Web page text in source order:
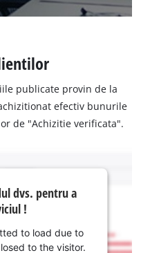
publicate provin de la
efectiv bunurile
de "Achizitie verificata".
dvs. pentru a
!
to load due to
to the visitor.